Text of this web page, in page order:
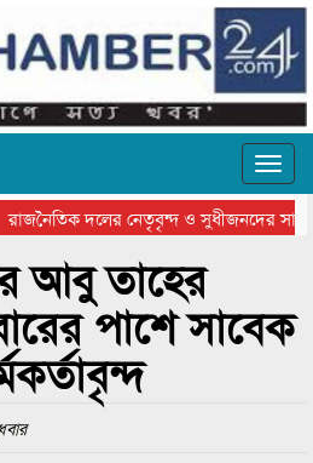
রাজনৈতিক দলের নেতৃবৃন্দ ও সুধীজনদের সাথে
আবু তাহের
পাশে সাবেক